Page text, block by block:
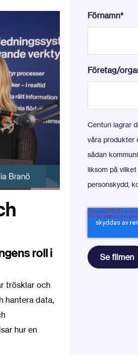
roll i
trösklar och
hantera data,
hur en
Förnamn*
Företag/
Centuri lagrar
våra produkter
sådan
liksom på
personskydd,